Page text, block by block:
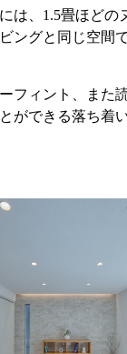
は、 1.5畳ほどの
ングと同じ空間
フィント、また
ができる落ち着